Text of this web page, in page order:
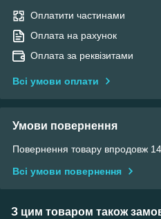
Оплатити частинами
Оплата на рахунок
Оплата за реквізитами
Всі умови оплати
Умови повернення
Повернення товару впродовж
Всі умови повернення
З цим товаром також